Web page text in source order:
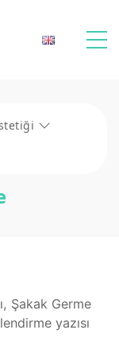
Şakak Germe
yazısı